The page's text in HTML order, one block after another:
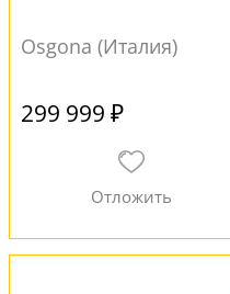
Osgona (Италия)
299 999 ₽